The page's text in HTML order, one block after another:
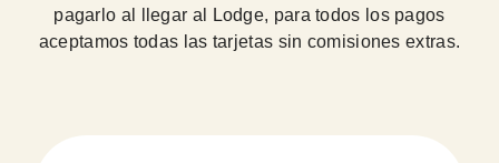
pagarlo al llegar al Lodge, para todos los pagos
aceptamos todas las tarjetas sin comisiones extras.